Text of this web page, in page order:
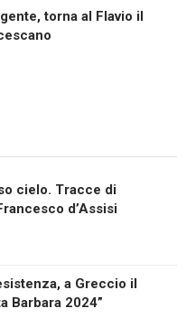
torna al Flavio il
cielo. Tracce di
d’Assisi
a Greccio il
Barbara 2024”